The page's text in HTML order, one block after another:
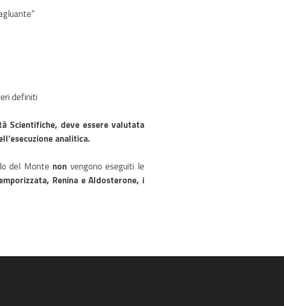
definiti
Scientifiche, deve essere valutata
analitica.
del Monte non vengono eseguiti le
Renina e Aldosterone, i